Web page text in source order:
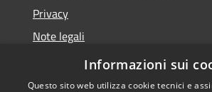
Privacy
Note legali
Dichiarazione di accessibilità
Informazioni sui
Questo sito web utilizza cookie tecnici e